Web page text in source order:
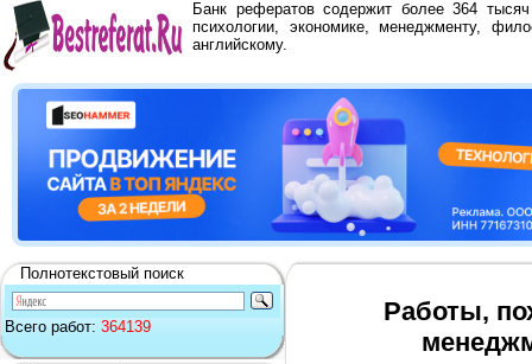
Банк рефератов содержит более 364
психологии, экономике, менеджменту,
английскому.
Полнотекстовый поиск
Всего работ: 364139
Работы,